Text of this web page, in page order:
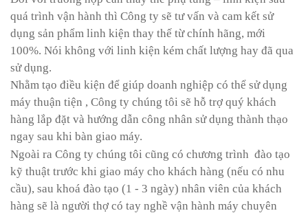
quá trình vận hành thì Công ty sẽ tư vấn và cam kết sử
dụng sản phẩm linh kiện thay thế từ chính hãng, mới
100%. Nói không với linh kiện kém chất lượng hay đã qua
sử dụng.
Nhằm tạo điều kiện để giúp doanh nghiệp có thể sử dụng
máy thuận tiện , Công ty chúng tôi sẽ hỗ trợ quý khách
hàng lắp đặt và hướng dẫn công nhân sử dụng thành thạo
ngay sau khi bàn giao máy.
Ngoài ra Công ty chúng tôi cũng có chương trình đào tạo
kỹ thuật trước khi giao máy cho khách hàng (nếu có nhu
cầu), sau khoá đào tạo (1 - 3 ngày) nhân viên của khách
hàng sẽ là người thợ có tay nghề vận hành máy chuyên